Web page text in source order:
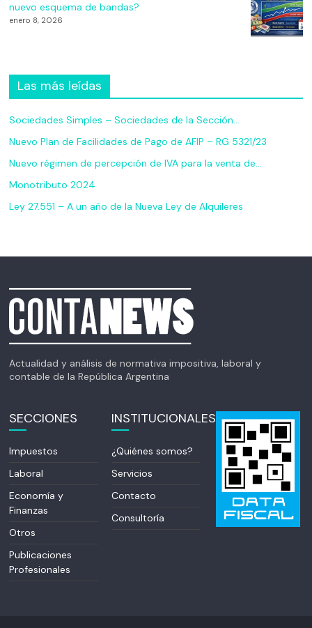
nuevo esquema de bandas?
enero 8, 2026
Las más leídas
Sociedades Simples – Sociedades de la Sección…
Nuevo Plan de Facilidades de Pago de AFIP – RG 5321/23
Nuevo régimen de percepción de IVA para la venta de…
Monotributo 2024
Ley 27.551 – A un año de la Nueva Ley de Alquileres
Actualidad y análisis de normativa impositiva, laboral y
contable de la República Argentina
SECCIONES
Impuestos
Laboral
Economía y
Finanzas
Otros
Publicaciones
Profesionales
INSTITUCIONALES
¿Quiénes somos?
Servicios
Contacto
Consultoría